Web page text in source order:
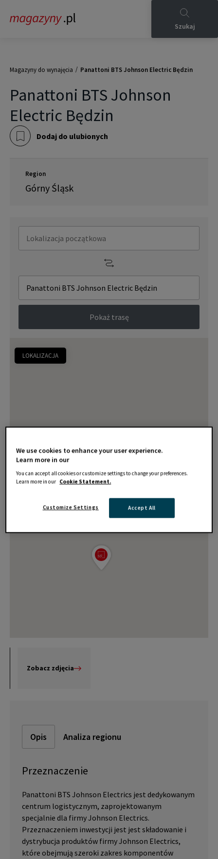
Szukaj
Magazyny do wynajęcia / Panattoni BTS Johnson Electric Będzin
Panattoni BTS Johnson
Electric Będzin
Dodaj do ulubionych
Region
Górny Śląsk
LOKALIZACJA
Pokaż trasę
Zobacz zdjęcia
Opis Analiza regionu
Przeznaczenie
Panattoni BTS Johnson Electrics jest dedykowanym
centrum logistycznym, zaprojektowanym
specjalnie dla firmy Johnson Electrics.
Przeznaczeniem inwestycji jest jest składowanie i
dystrybucja produktów firmy Johnson Electrics,
które obejmują szeroki zakres komponentów
We use cookies to enhance your user experience.
Learn more in our
You can accept all cookies or customize settings to change your preferences.
Learn more in our Cookie Statement.
Accept All
Customize Settings